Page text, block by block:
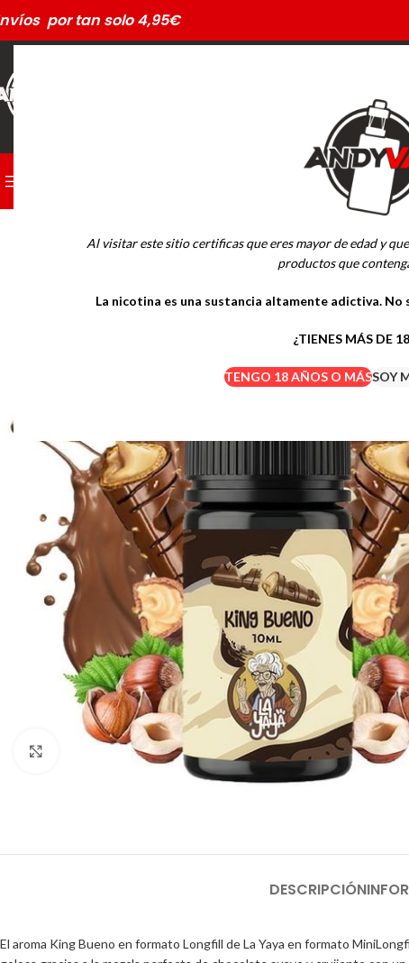
Al visitar este sitio certificas que eres mayor de edad y
productos que
La nicotina es una sustancia altamente adictiva. No
¿TIENES MÁS DE
TENGO 18 AÑOS O MÁSSOY
por tan solo 4,95€
PODS DESECHABLES
Drifter Desechables
Clic para ampliar
DESCRIPCIÓN
El aroma King Bueno en formato Longfill de La Yaya en formato